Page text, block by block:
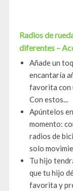
Radios de
diferentes –
Añade un
encantaría
favorita con
Con estos...
Apúntelos
momento:
radios de
solo
Tu hijo
que tu hijo
favorita y